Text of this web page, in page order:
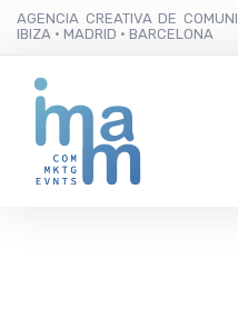
AGENCIA CREATIVA DE
IBIZA · MADRID · BARCELONA